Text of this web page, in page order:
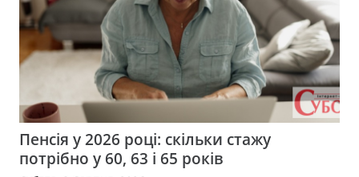
Пенсія у 2026 році: скільки стажу
потрібно у 60, 63 і 65 років